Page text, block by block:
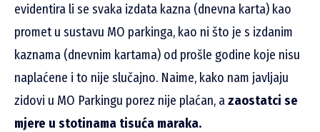
evidentira li se svaka izdata kazna (dnevna karta) kao
promet u sustavu MO parkinga, kao ni što je s izdanim
kaznama (dnevnim kartama) od prošle godine koje nisu
naplaćene i to nije slučajno. Naime, kako nam javljaju
zidovi u MO Parkingu porez nije plaćan, azaostatci se
mjere u stotinama tisuća maraka.